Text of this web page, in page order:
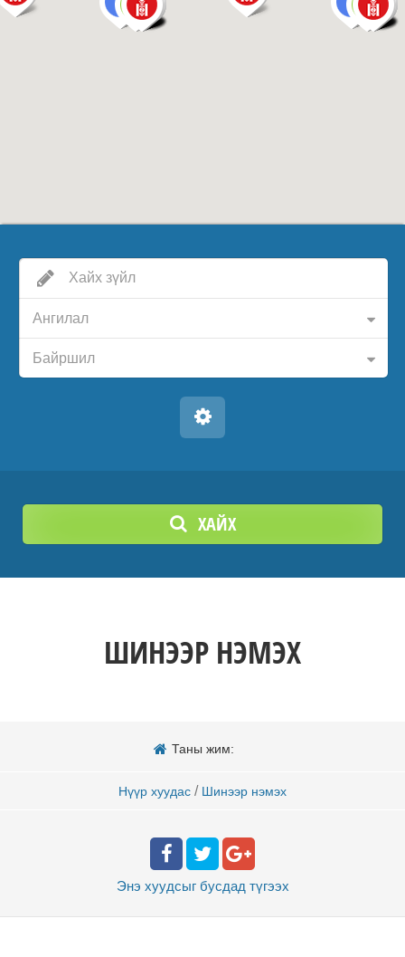
Ангилал
Байршил
ХАЙХ
ШИНЭЭР НЭМЭХ
Таны жим:
Нүүр хуудас / Шинээр нэмэх
Энэ хуудсыг бусдад түгээх